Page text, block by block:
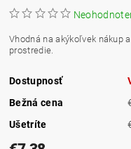
Vhodná na akýkoľvek nákup
prostredie.
Dostupnosť
Bežná cena
Ušetríte